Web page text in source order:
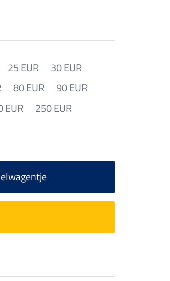
25 EUR
30 EUR
80 EUR
90 EUR
EUR
250 EUR